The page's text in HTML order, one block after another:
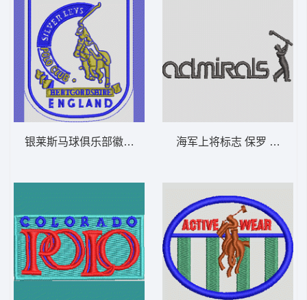
银莱斯马球俱乐部徽章 保罗 骑马 polo 男海军上将标志 保罗 骑马